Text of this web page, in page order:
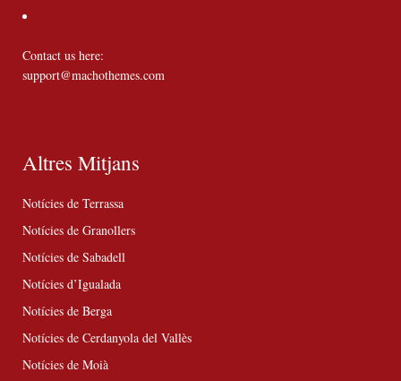
Contact us here:
support@machothemes.com
Altres Mitjans
Notícies de Terrassa
Notícies de Granollers
Notícies de Sabadell
Notícies d’Igualada
Notícies de Berga
Notícies de Cerdanyola del Vallès
Notícies de Moià